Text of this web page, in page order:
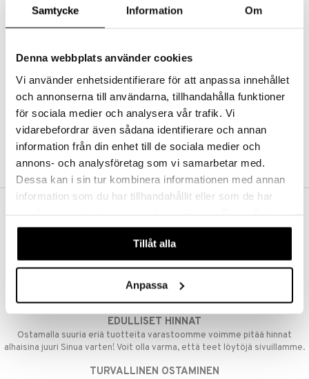
Samtycke Information Om
Denna webbplats använder cookies
Vi använder enhetsidentifierare för att anpassa innehållet
och annonserna till användarna, tillhandahålla funktioner
för sociala medier och analysera vår trafik. Vi
vidarebefordrar även sådana identifierare och annan
information från din enhet till de sociala medier och
annons- och analysföretag som vi samarbetar med.
Dessa kan i sin tur kombinera informationen med annan
information som du har tillhandahållit eller som de har
våra cookies vid fortsatt användande av vår webbplats.
Tillåt alla
Anpassa
Luo uusi asiakas
Hyviä tarjouksia
Kestotilaus
Arvostele tuotteita
Toivelistat
LUO ASIAKAS
Aina maksuton vaihtoehto, huolimatta siitä ostatko yksittäisen
tuotteen tai koko tilauksellesi joka ylittää 50 €.
NOPEAT TOIMITUKSET
Ennen kello 13.00 tehdyt tilaukset lähetetään normaalisti samana
EDULLISET HINNAT
Ostamalla suuria eriä tuotteita varastoomme voimme pitää hinnat
alhaisina juuri Sinua varten! Voit olla varma, että teet löytöjä sivuillamme.
TURVALLINEN OSTAMINEN